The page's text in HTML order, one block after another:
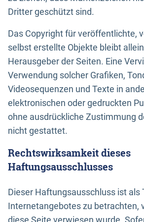
Dritter geschützt sind.
Das Copyright für veröffentlichte,
selbst erstellte Objekte bleibt
Herausgeber der Seiten. Eine
Verwendung solcher Grafiken,
Videosequenzen und Texte in
elektronischen oder gedruckten
ohne ausdrückliche Zustimmung
nicht gestattet.
Rechtswirksamkeit dieses
Haftungsausschlusses
Dieser Haftungsausschluss ist als
Internetangebotes zu betrachten,
diese Seite verwiesen wurde.